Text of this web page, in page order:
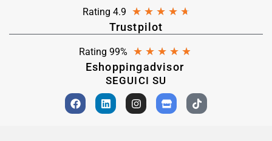
Rating 4.9 ★ ★ ★ ★ ★
Trustpilot
Rating 99% ★ ★ ★ ★ ★
Eshoppingadvisor
SEGUICI SU